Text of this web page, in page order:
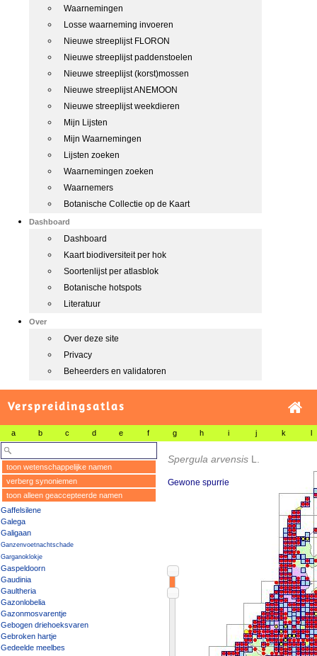
Waarnemingen
Losse waarneming invoeren
Nieuwe streeplijst FLORON
Nieuwe streeplijst paddenstoelen
Nieuwe streeplijst (korst)mossen
Nieuwe streeplijst ANEMOON
Nieuwe streeplijst weekdieren
Mijn Lijsten
Mijn Waarnemingen
Lijsten zoeken
Waarnemingen zoeken
Waarnemers
Botanische Collectie op de Kaart
Dashboard
Dashboard
Kaart biodiversiteit per hok
Soortenlijst per atlasblok
Botanische hotspots
Literatuur
Over
Over deze site
Privacy
Beheerders en validatoren
Verspreidingsatlas
a b c d e f g h i j k l
toon wetenschappelijke namen
verberg synoniemen
toon alleen geaccepteerde namen
Gaffelsilene
Galega
Galigaan
Ganzenvoetnachtschade
Garganoklokje
Gaspeldoorn
Gaudinia
Gaultheria
Gazonlobelia
Gazonmosvarentje
Gebogen driehoeksvaren
Gebroken hartje
Gedeelde meelbes
Spergula arvensis L.
Gewone spurrie